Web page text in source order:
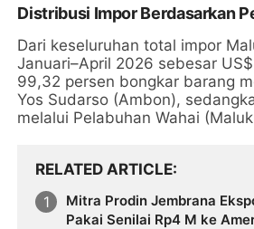
Distribusi Impor Berdasarkan
Dari keseluruhan total impor
Januari–April 2026 sebesar
99,32 persen bongkar barang
Yos Sudarso (Ambon),
melalui Pelabuhan Wahai
RELATED ARTICLE
Mitra Prodin Jembrana
Pakai Senilai Rp4 M ke